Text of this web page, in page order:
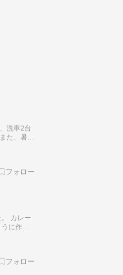
洗車2台
た、暑さ
カレー
に作る